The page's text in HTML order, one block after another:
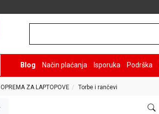
Blog Način plaćanja Isporuka Podrška
OPREMA ZA LAPTOPOVE Torbe i rančevi